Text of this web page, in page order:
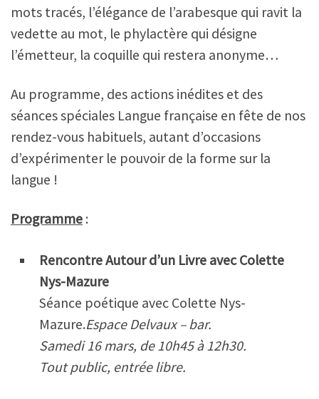
mots tracés, l’élégance de l’arabesque qui ravit la
vedette au mot, le phylactère qui désigne
l’émetteur, la coquille qui restera anonyme…
Au programme, des actions inédites et des
séances spéciales Langue française en fête de nos
rendez-vous habituels, autant d’occasions
d’expérimenter le pouvoir de la forme sur la
langue !
Programme :
Rencontre Autour d’un Livre avec Colette
Nys-Mazure
Séance poétique avec Colette Nys-
Mazure.Espace Delvaux – bar.
Samedi 16 mars, de 10h45 à 12h30.
Tout public, entrée libre.